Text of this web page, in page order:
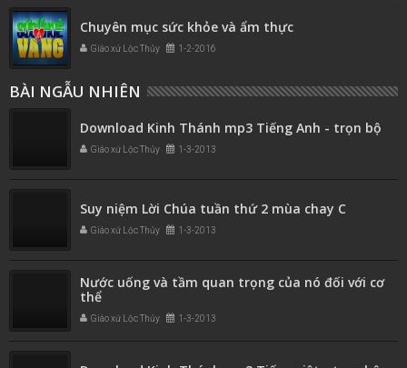
Chuyên mục sức khỏe và ẩm thực
Giáo xứ Lộc Thủy 1-2-2016
BÀI NGẪU NHIÊN
Download Kinh Thánh mp3 Tiếng Anh - trọn bộ
Giáo xứ Lộc Thủy 1-3-2013
Suy niệm Lời Chúa tuần thứ 2 mùa chay C
Giáo xứ Lộc Thủy 1-3-2013
Nước uống và tầm quan trọng của nó đối với cơ
thể
Giáo xứ Lộc Thủy 1-3-2013